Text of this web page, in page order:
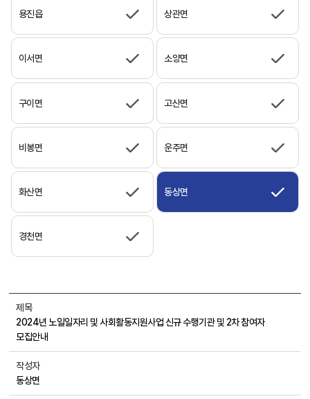
용진읍 상관면
이서면 소양면
구이면 고산면
비봉면 운주면
화산면 동상면
경천면
제목
2024년 노일일자리 및 사회활동지원사업 신규 수행기관 및 2차 참여자
모집안내
작성자
동상면